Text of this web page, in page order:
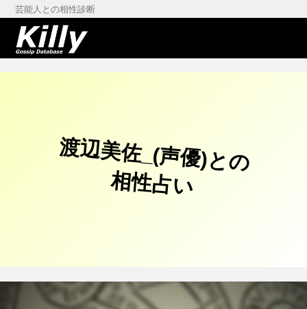
芸能人との相性診断
渡辺美佐_(声優)との
相性占い